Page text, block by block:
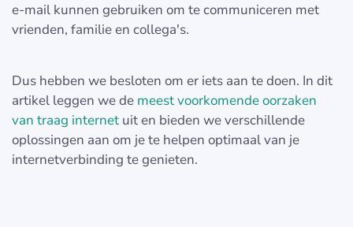
e-mail kunnen gebruiken om te communiceren met
vrienden, familie en collega's.
Dus hebben we besloten om er iets aan te doen. In dit
artikel leggen we de meest voorkomende oorzaken
van traag internet uit en bieden we verschillende
oplossingen aan om je te helpen optimaal van je
internetverbinding te genieten.